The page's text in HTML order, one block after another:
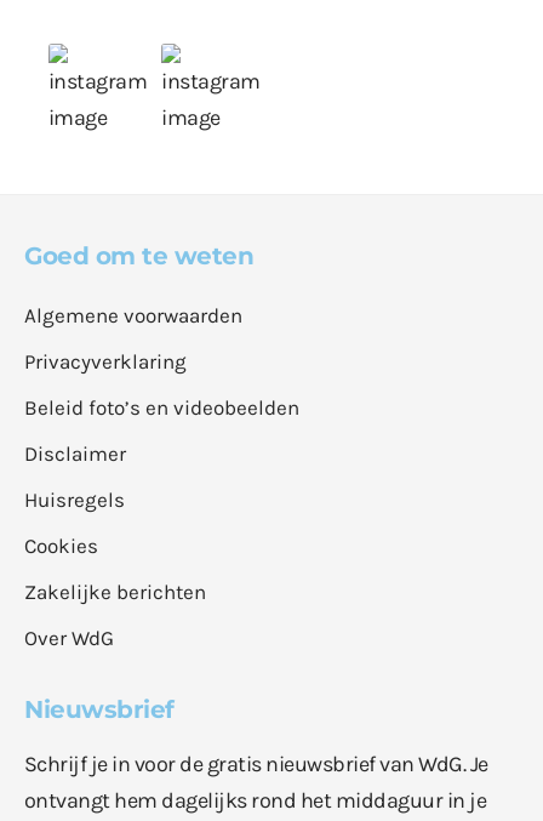
Goed om te weten
Algemene voorwaarden
Privacyverklaring
Beleid foto’s en videobeelden
Disclaimer
Huisregels
Cookies
Zakelijke berichten
Over WdG
Nieuwsbrief
Schrijf je in voor de gratis nieuwsbrief van WdG. Je
ontvangt hem dagelijks rond het middaguur in je